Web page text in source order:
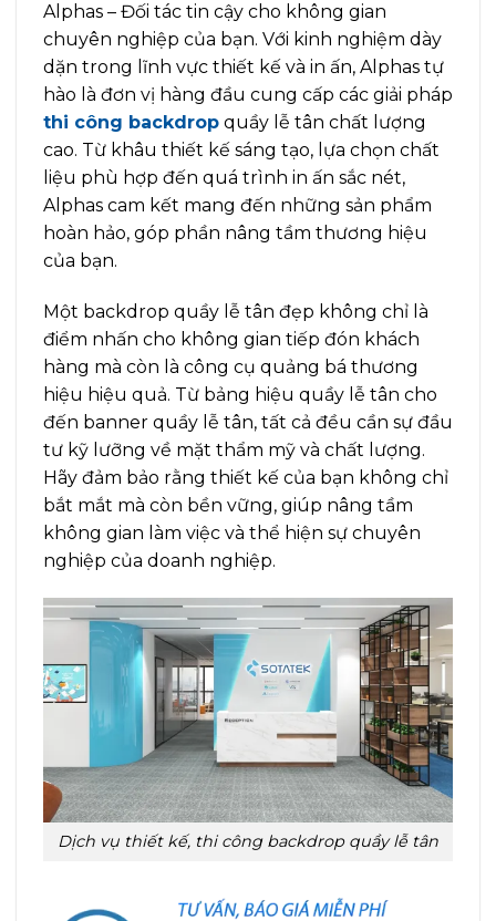
Alphas – Đối tác tin cậy cho không gian
chuyên nghiệp của bạn. Với kinh nghiệm dày
dặn trong lĩnh vực thiết kế và in ấn, Alphas tự
hào là đơn vị hàng đầu cung cấp các giải pháp
thi công backdrop quầy lễ tân chất lượng
cao. Từ khâu thiết kế sáng tạo, lựa chọn chất
liệu phù hợp đến quá trình in ấn sắc nét,
Alphas cam kết mang đến những sản phẩm
hoàn hảo, góp phần nâng tầm thương hiệu
của bạn.
Một backdrop quầy lễ tân đẹp không chỉ là
điểm nhấn cho không gian tiếp đón khách
hàng mà còn là công cụ quảng bá thương
hiệu hiệu quả. Từ bảng hiệu quầy lễ tân cho
đến banner quầy lễ tân, tất cả đều cần sự đầu
tư kỹ lưỡng về mặt thẩm mỹ và chất lượng.
Hãy đảm bảo rằng thiết kế của bạn không chỉ
bắt mắt mà còn bền vững, giúp nâng tầm
không gian làm việc và thể hiện sự chuyên
nghiệp của doanh nghiệp.
Dịch vụ thiết kế, thi công backdrop quầy lễ tân